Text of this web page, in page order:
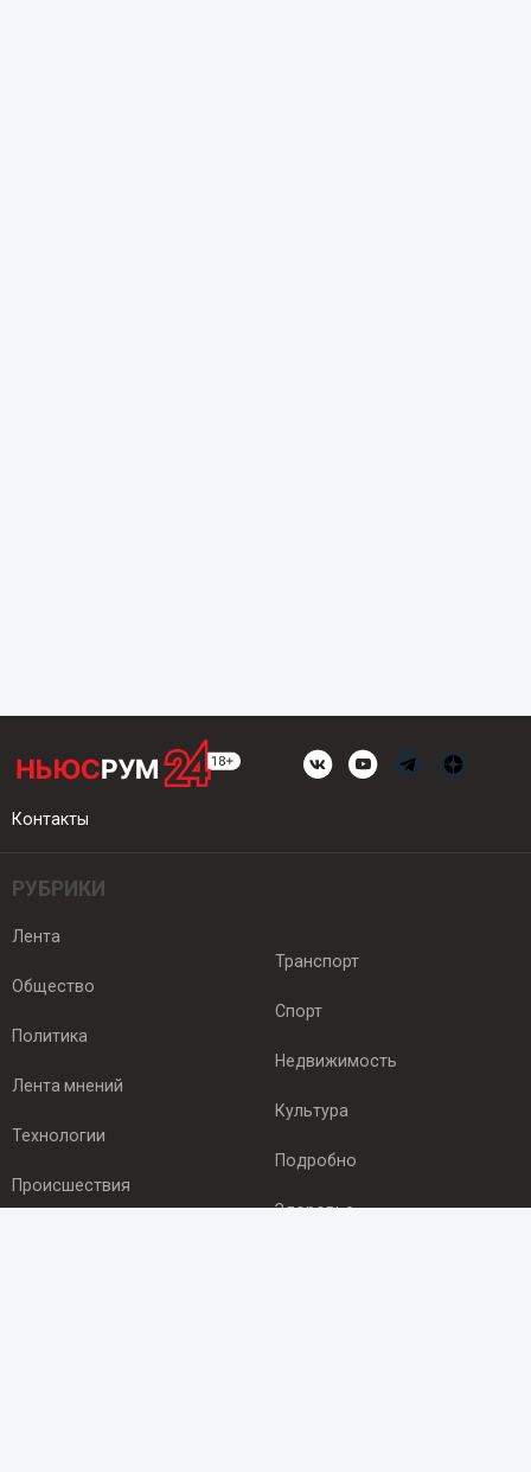
Контакты
РУБРИКИ
Лента
Общество
Политика
Лента мнений
Технологии
Происшествия
Транспорт
Спорт
Недвижимость
Культура
Подробно
Здоровье